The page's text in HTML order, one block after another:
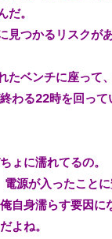
。
つかるリスクが
ベンチに座って
わる22時を回っ
ょに濡れてるの。
源が入ったことに
自身濡らす要因に
よね。